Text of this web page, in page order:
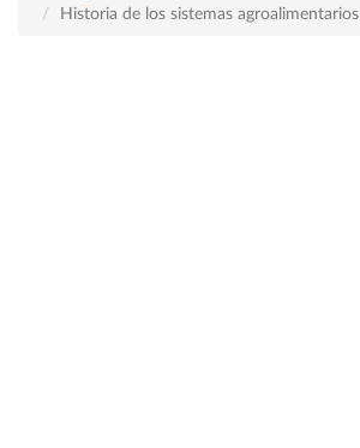
Historia de los sistemas agroalimentarios